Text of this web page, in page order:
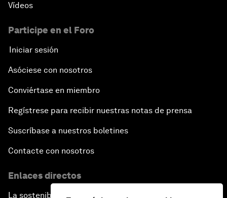
Vídeos
Participe en el Foro
Iniciar sesión
Asóciese con nosotros
Conviértase en miembro
Regístrese para recibir nuestras notas de prensa
Suscríbase a nuestros boletines
Contacte con nosotros
Enlaces directos
La sostenibilidad en el Foro